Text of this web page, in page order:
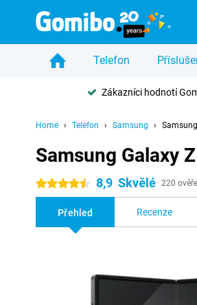
Telefon
Zákazníci hodnotí
Home Telefon Samsung
Samsung Galaxy
4.5 hvězdičky 8,9 Skvělé 220
Přehled Recenze